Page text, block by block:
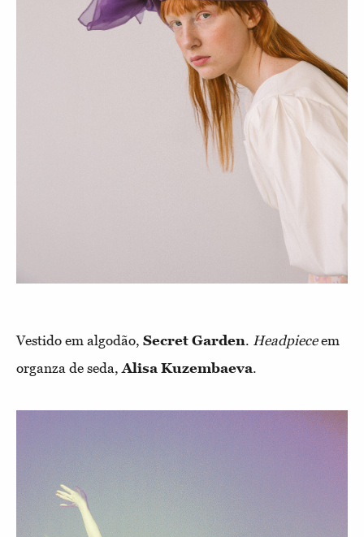
Vestido em algodão, Secret Garden. Headpieceem
organza de seda, Alisa Kuzembaeva.